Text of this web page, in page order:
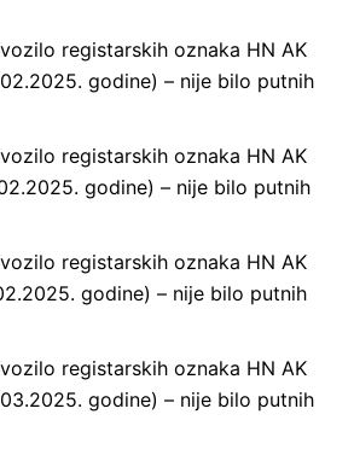
registarskih oznaka HN AK
godine) – nije bilo putnih
registarskih oznaka HN AK
godine) – nije bilo putnih
registarskih oznaka HN AK
godine) – nije bilo putnih
registarskih oznaka HN AK
godine) – nije bilo putnih